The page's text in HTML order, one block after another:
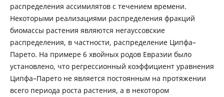
распределения ассимилятов с течением времени.
Некоторыми реализациями распределения фракций
биомассы растения являются негауссовские
распределения, в частности, распределение Ципфа–
Парето. На примере 6 хвойных родов Евразии было
установлено, что регрессионный коэффициент уравнения
Ципфа–Парето не является постоянным на протяжении
всего периода роста растения, а в некотором